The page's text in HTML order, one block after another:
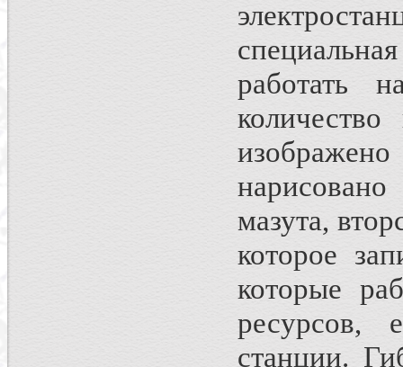
работать
мазута,
которое
которые
ресурсов,
станции.